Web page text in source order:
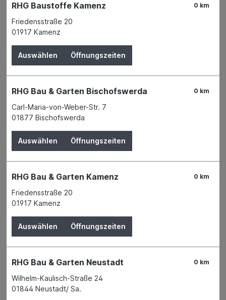
Der Preis wird erst nach Wahl einer Filiale
angezeigt.
Verfügbarkeit
Derzeit in keiner Filiale verfügbar
Produktnummer:01885592
Anschrift
Stein 33
Telefon
+49 9636 9202 - 0
0 km
RHG Baustoffe Kamenz
Friedensstraße 20
01917 Kamenz
Auswählen Öffnungszeiten
0 km
RHG Bau & Garten Bischofswerda
Carl-Maria-von-Weber-Str. 7
01877 Bischofswerda
Auswählen Öffnungszeiten
0 km
RHG Bau & Garten Kamenz
Friedensstraße 20
01917 Kamenz
Auswählen Öffnungszeiten
0 km
RHG Bau & Garten Neustadt
Wilhelm-Kaulisch-Straße 24
01844 Neustadt/ Sa.